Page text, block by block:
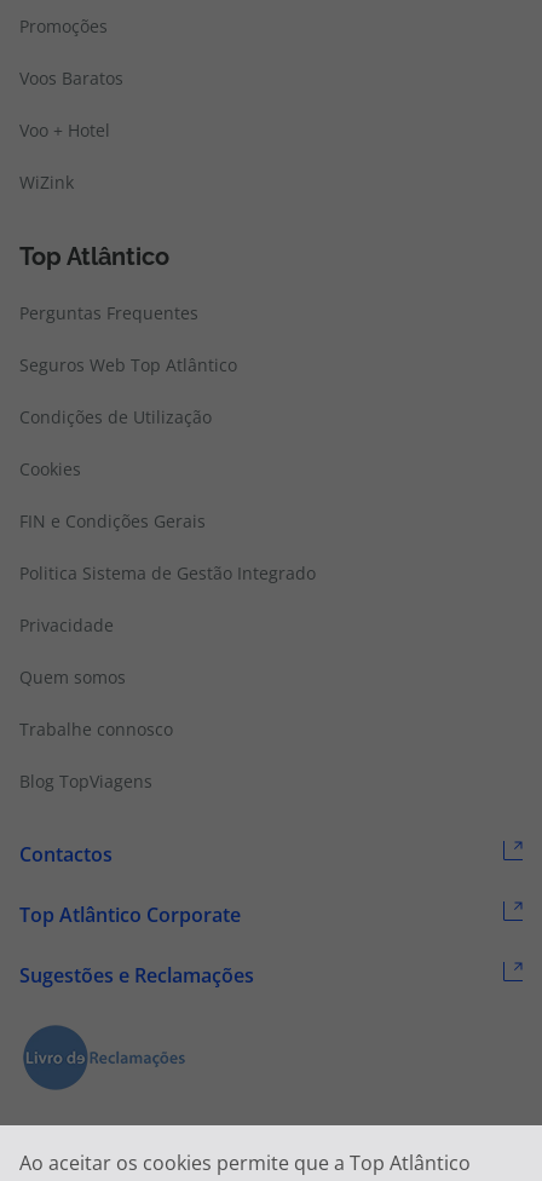
Ao aceitar os cookies permite que a Top Atlântico
Promoções
Voos Baratos
Voo + Hotel
WiZink
Top Atlântico
Perguntas Frequentes
Seguros Web Top Atlântico
Condições de Utilização
Cookies
FIN e Condições Gerais
Politica Sistema de Gestão Integrado
Privacidade
Quem somos
Trabalhe connosco
Blog TopViagens
Contactos
Top Atlântico Corporate
Sugestões e Reclamações